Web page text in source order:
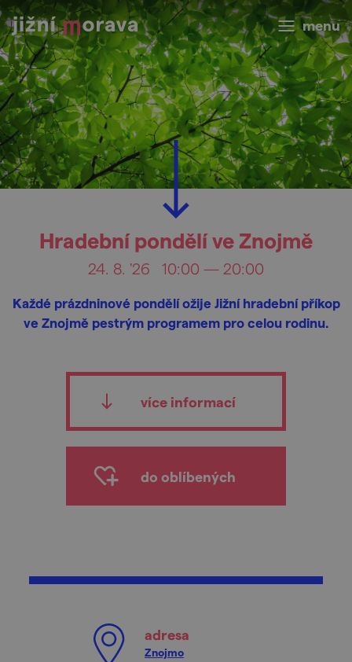
menu
Hradební pondělí ve Znojmě
24. 8. '26 10:00 — 20:00
Každé prázdninové pondělí ožije Jižní hradební příkop
ve Znojmě pestrým programem pro celou rodinu.
více informací
do oblíbených
adresa
Znojmo